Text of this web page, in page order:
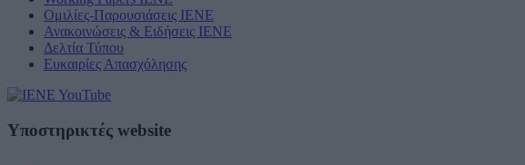
Ομιλίες-Παρουσιάσεις ΙΕΝΕ
Ανακοινώσεις & Ειδήσεις ΙΕΝΕ
Δελτία Τύπου
Ευκαιρίες Απασχόλησης
Υποστηρικτές website